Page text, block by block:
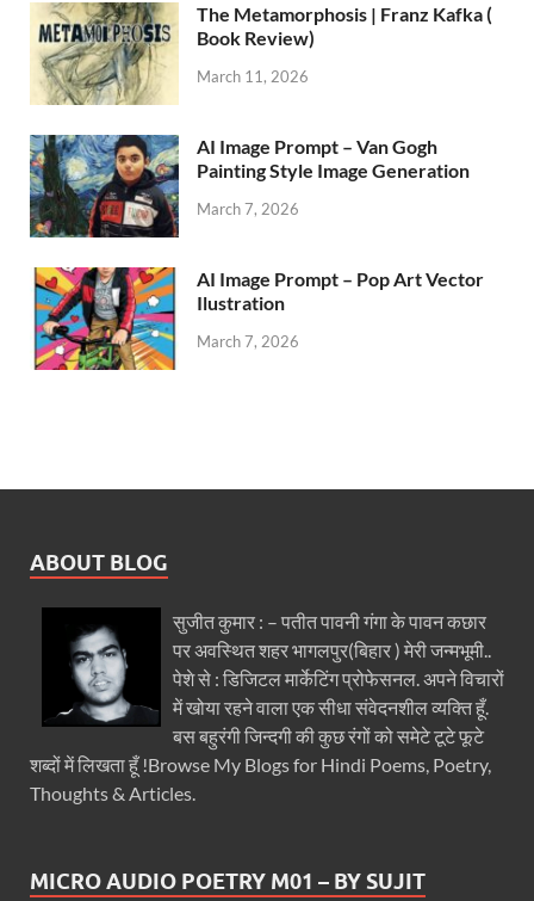
The Metamorphosis | Franz Kafka (
Book Review)
March 11, 2026
AI Image Prompt – Van Gogh
Painting Style Image Generation
March 7, 2026
AI Image Prompt – Pop Art Vector
Ilustration
March 7, 2026
ABOUT BLOG
सुजीत कुमार : – पतीत पावनी गंगा के पावन कछार
पर अवस्थित शहर भागलपुर(बिहार ) मेरी जन्मभूमी..
पेशे से : डिजिटल मार्केटिंग प्रोफेसनल. अपने विचारों
में खोया रहने वाला एक सीधा संवेदनशील व्यक्ति हूँ.
बस बहुरंगी जिन्दगी की कुछ रंगों को समेटे टूटे फूटे
शब्दों में लिखता हूँ !Browse My Blogs for Hindi Poems, Poetry,
Thoughts & Articles.
MICRO AUDIO POETRY M01 – BY SUJIT